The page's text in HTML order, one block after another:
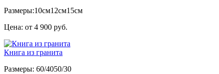
Размеры:10см12см15см
Цена: от 4 900 руб.
Книга из гранита
Размеры: 60/4050/30